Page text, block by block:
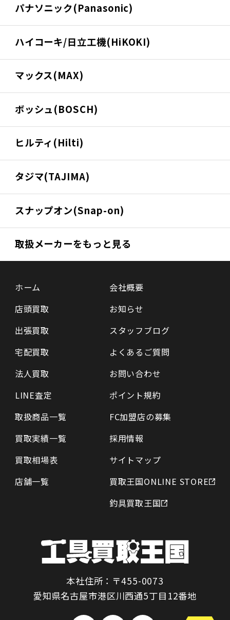
パナソニック(Panasonic)
ハイコーキ/日立工機(HiKOKI)
マックス(MAX)
ボッシュ(BOSCH)
ヒルティ(Hilti)
タジマ(TAJIMA)
スナップオン(Snap-on)
取扱メーカーをもっと見る
ホーム
店頭買取
出張買取
宅配買取
法人買取
LINE査定
取扱商品一覧
買取実績一覧
買取相場表
店舗一覧
会社概要
お知らせ
スタッフブログ
よくあるご質問
お問い合わせ
ポイント規約
FC加盟店の募集
採用情報
サイトマップ
買取王国ONLINE STORE
釣具買取王国
本社住所：〒455-0073
愛知県名古屋市港区川西通5丁目12番地